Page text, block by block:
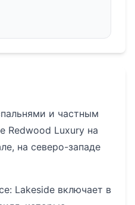
и частным
Redwood Luxury на
на северо-западе
Lakeside включает в